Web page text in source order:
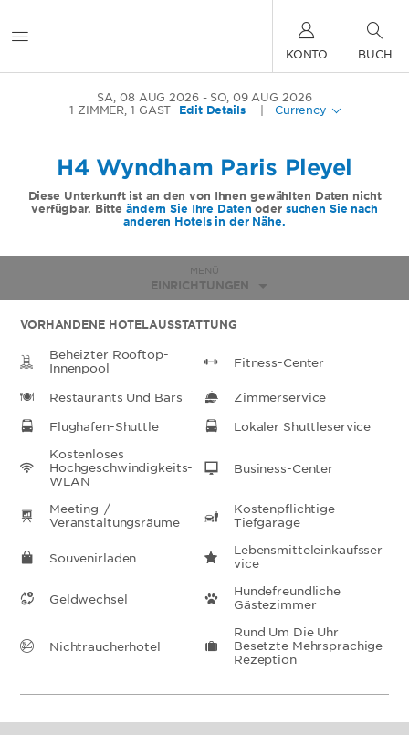
KONTO BUCH
SA, 08 AUG 2026
SO, 09 AUG 2026
1 ZIMMER, 1 GAST Edit Details Currency
H4 Wyndham Paris Pleyel
Diese Unterkunft ist an den von Ihnen gewählten Daten nicht
verfügbar. Bitte ändern Sie Ihre Daten oder suchen Sie nach
anderen Hotels in der Nähe.
MENÜ
EINRICHTUNGEN
VORHANDENE HOTELAUSSTATTUNG
Beheizter Rooftop-
Innenpool
Fitness-Center
Restaurants Und Bars Zimmerservice
Flughafen-Shuttle
Lokaler Shuttleservice
Kostenloses
Hochgeschwindigkeits-
WLAN
Business-Center
Meeting-/
Veranstaltungsräume
Kostenpflichtige
Tiefgarage
Souvenirladen
Lebensmitteleinkaufsser
Vice
Geldwechsel
Hundefreundliche
Gästezimmer
Nichtraucherhotel
Rund Um Die Uhr
Besetzte Mehrsprachige
Rezeption